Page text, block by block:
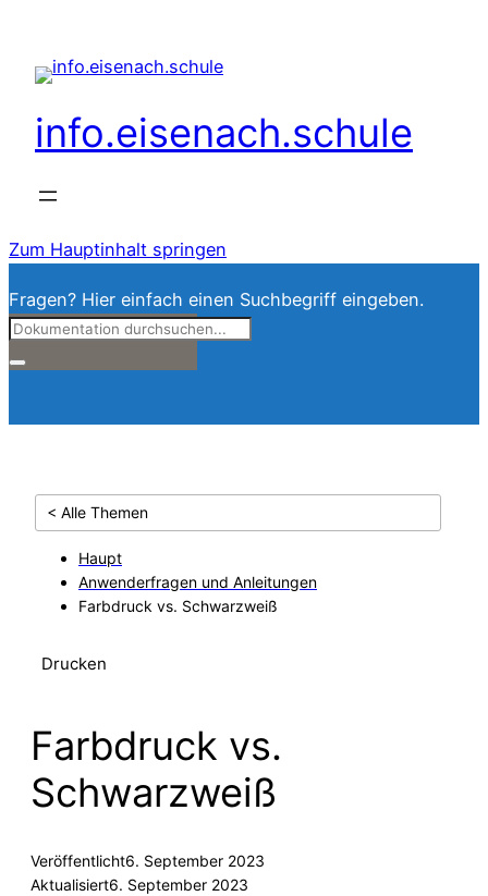
info.eisenach.schule
Zum Hauptinhalt springen
Fragen? Hier einfach einen Suchbegriff eingeben.
< Alle Themen
Haupt
Anwenderfragen und Anleitungen
Farbdruck vs. Schwarzweiß
Drucken
Farbdruck vs.
Schwarzweiß
Veröffentlicht6. September 2023
Aktualisiert6. September 2023